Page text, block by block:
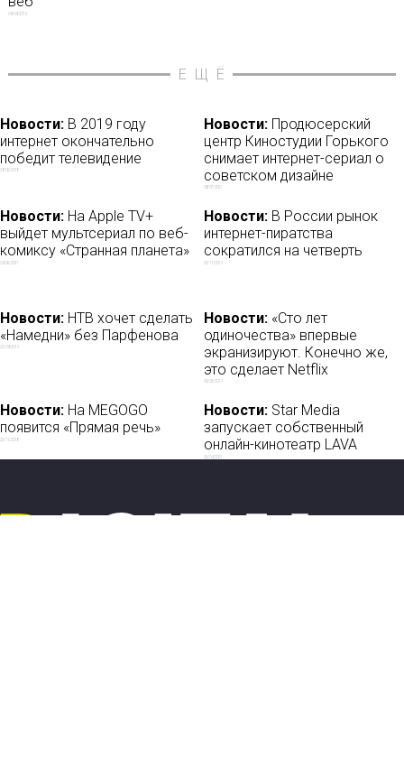
04/04/2019
ЕЩЁ
Новости: В 2019 году
интернет окончательно
победит телевидение
28/06/2018
Новости: Продюсерский
центр Киностудии Горького
снимает интернет-сериал о
советском дизайне
08/07/2021
Новости: На Apple TV+
выйдет мультсериал по веб-
комиксу «Странная планета»
24/06/2021
Новости: В России рынок
интернет-пиратства
сократился на четверть
02/11/2019
Новости: НТВ хочет сделать
«Намедни» без Парфенова
22/04/2019
Новости: «Сто лет
одиночества» впервые
экранизируют. Конечно же,
это сделает Netflix
06/03/2019
Новости: На MEGOGO
появится «Прямая речь»
22/11/2018
Новости: Star Media
запускает собственный
онлайн-кинотеатр LAVA
06/09/2021